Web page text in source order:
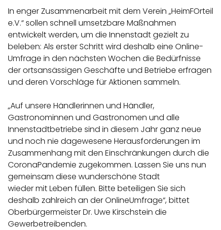
In enger Zusammenarbeit mit dem Verein „HeimFOrteil
e.V.“ sollen schnell umsetzbare Maßnahmen
entwickelt werden, um die Innenstadt gezielt zu
beleben: Als erster Schritt wird deshalb eine Online-
Umfrage in den nächsten Wochen die Bedürfnisse
der ortsansässigen Geschäfte und Betriebe erfragen
und deren Vorschläge für Aktionen sammeln.
„Auf unsere Händlerinnen und Händler,
Gastronominnen und Gastronomen und alle
Innenstadtbetriebe sind in diesem Jahr ganz neue
und noch nie dagewesene Herausforderungen im
Zusammenhang mit den Einschränkungen durch die
CoronaPandemie zugekommen. Lassen Sie uns nun
gemeinsam diese wunderschöne Stadt
wieder mit Leben füllen. Bitte beteiligen Sie sich
deshalb zahlreich an der OnlineUmfrage“, bittet
Oberbürgermeister Dr. Uwe Kirschstein die
Gewerbetreibenden.